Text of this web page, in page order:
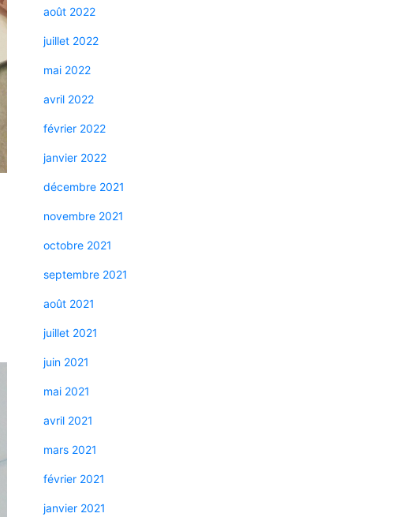
août 2022
juillet 2022
mai 2022
avril 2022
février 2022
janvier 2022
décembre 2021
novembre 2021
octobre 2021
septembre 2021
août 2021
juillet 2021
juin 2021
mai 2021
avril 2021
mars 2021
février 2021
janvier 2021